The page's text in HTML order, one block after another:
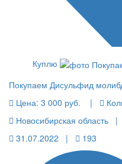
Куплю
Покупаем Дисульфид
Цена: 3 000 руб. |
Новосибирская область |
31.07.2022 |
193